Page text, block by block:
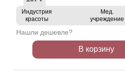
Индустрия
красоты
Мед.
учреждение
Нашли дешевле?
В корзину